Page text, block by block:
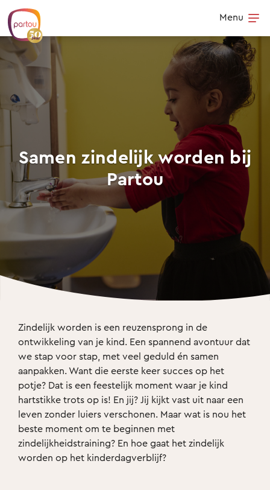
Skip to content
Menu
Samen zindelijk worden bij
Partou
Zindelijk worden is een reuzensprong in de
ontwikkeling van je kind. Een spannend avontuur dat
we stap voor stap, met veel geduld én samen
aanpakken. Want die eerste keer succes op het
potje? Dat is een feestelijk moment waar je kind
hartstikke trots op is! En jij? Jij kijkt vast uit naar een
leven zonder luiers verschonen. Maar wat is nou het
beste moment om te beginnen met
zindelijkheidstraining? En hoe gaat het zindelijk
worden op het kinderdagverblijf?